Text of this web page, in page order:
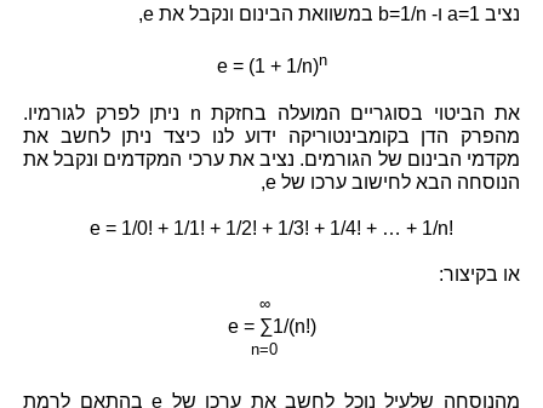
נציב a=1 ו- b=1/n במשוואת הבינום ונקבל את e,
e = (1 + 1/n)n
את הביטוי בסוגריים המועלה בחזקת n ניתן לפרק לגורמיו.
מהפרק הדן בקומבינטוריקה ידוע לנו כיצד ניתן לחשב את
מקדמי הבינום של הגורמים. נציב את ערכי המקדמים ונקבל את
הנוסחה הבא לחישוב ערכו של e,
e = 1/0! + 1/1! + 1/2! + 1/3! + 1/4! + … + 1/n!
או בקיצור:
∞
e = ∑1/(n!)
n=0
מהנוסחה שלעיל נוכל לחשב את ערכו של e בהתאם לרמת